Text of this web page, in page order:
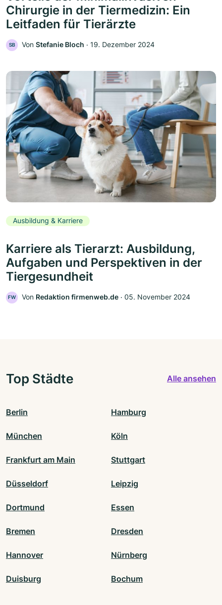
Chirurgie in der Tiermedizin: Ein
Leitfaden für Tierärzte
SB Von Stefanie Bloch ‧ 19. Dezember 2024
Ausbildung & Karriere
Karriere als Tierarzt: Ausbildung,
Aufgaben und Perspektiven in der
Tiergesundheit
FW Von Redaktion firmenweb.de ‧ 05. November 2024
Top Städte Alle ansehen
Berlin Hamburg
München Köln
Frankfurt am Main Stuttgart
Düsseldorf Leipzig
Dortmund Essen
Bremen Dresden
Hannover Nürnberg
Duisburg Bochum